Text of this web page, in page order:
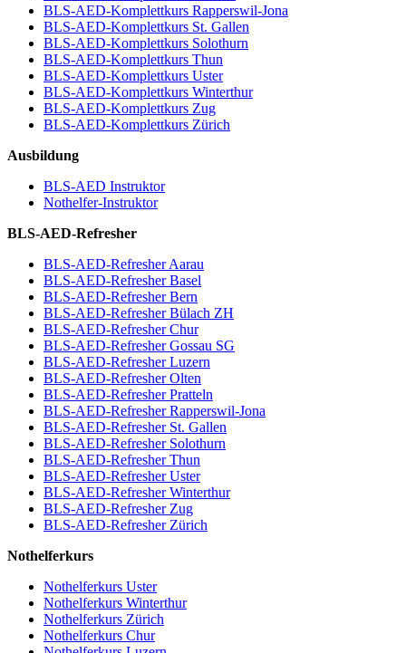
BLS-AED-Komplettkurs Rapperswil-Jona
BLS-AED-Komplettkurs St. Gallen
BLS-AED-Komplettkurs Solothurn
BLS-AED-Komplettkurs Thun
BLS-AED-Komplettkurs Uster
BLS-AED-Komplettkurs Winterthur
BLS-AED-Komplettkurs Zug
BLS-AED-Komplettkurs Zürich
Ausbildung
BLS-AED Instruktor
Nothelfer-Instruktor
BLS-AED-Refresher
BLS-AED-Refresher Aarau
BLS-AED-Refresher Basel
BLS-AED-Refresher Bern
BLS-AED-Refresher Bülach ZH
BLS-AED-Refresher Chur
BLS-AED-Refresher Gossau SG
BLS-AED-Refresher Luzern
BLS-AED-Refresher Olten
BLS-AED-Refresher Pratteln
BLS-AED-Refresher Rapperswil-Jona
BLS-AED-Refresher St. Gallen
BLS-AED-Refresher Solothurn
BLS-AED-Refresher Thun
BLS-AED-Refresher Uster
BLS-AED-Refresher Winterthur
BLS-AED-Refresher Zug
BLS-AED-Refresher Zürich
Nothelferkurs
Nothelferkurs Uster
Nothelferkurs Winterthur
Nothelferkurs Zürich
Nothelferkurs Chur